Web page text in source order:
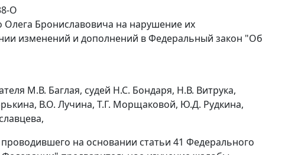
О
Брониславовича на нарушение их
изменений и дополнений в Федеральный закон "Об
М.В. Баглая, судей Н.С. Бондаря, Н.В. Витрука,
В.О. Лучина, Т.Г. Морщаковой, Ю.Д. Рудкина,
на основании статьи 41 Федерального